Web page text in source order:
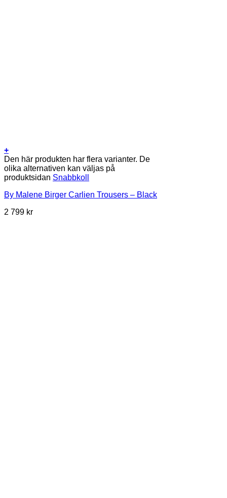
+
Den här produkten har flera varianter. De
olika alternativen kan väljas på
produktsidan Snabbkoll
By Malene Birger Carlien Trousers – Black
2 799 kr